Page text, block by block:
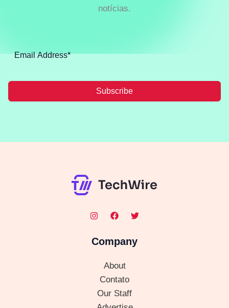
notícias.
Subscribe
Company
About
Contato
Our Staff